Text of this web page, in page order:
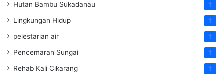
Hutan Bambu Sukadanau 1
Lingkungan Hidup 1
pelestarian air 1
Pencemaran Sungai 1
Rehab Kali Cikarang 1